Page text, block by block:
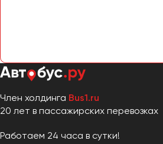
Член холдинга Bus1.ru
20 лет в пассажирских перевозках
Работаем 24 часа в сутки!